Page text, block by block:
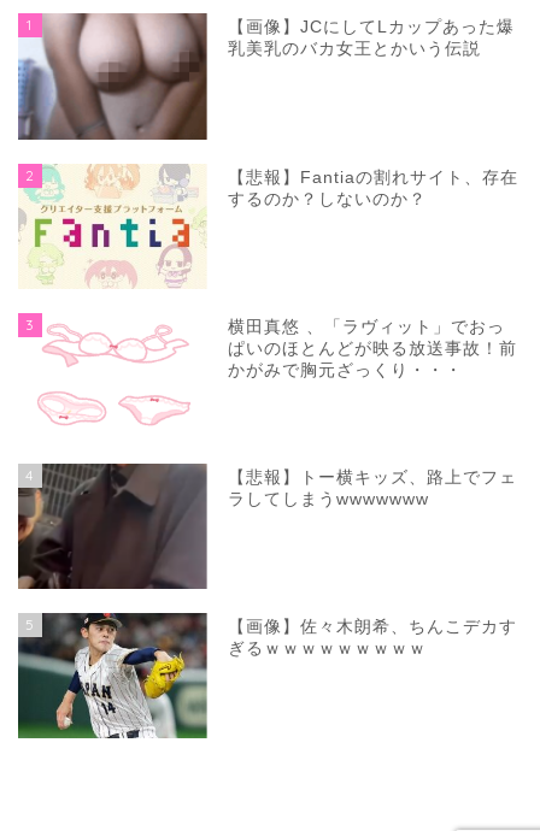
1
【画像】JCにしてLカップあった爆
乳美乳のバカ女王とかいう伝説
2
【悲報】Fantiaの割れサイト、存在
するのか？しないのか？
3
横田真悠 、「ラヴィット」でおっ
ぱいのほとんどが映る放送事故！前
かがみで胸元ざっくり・・・
4
【悲報】トー横キッズ、路上でフェ
ラしてしまうwwwwwww
5
【画像】佐々木朗希、ちんこデカす
ぎるｗｗｗｗｗｗｗｗｗ